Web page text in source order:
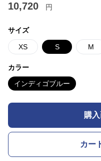
10,720 円
サイズ
XS S M
カラー
インディゴブルー
購
カー